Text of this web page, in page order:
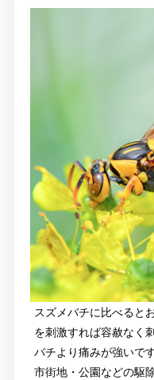
スズメバチに比べると
を刺激すれば容赦なく
バチより痛みが強いです
市街地・公園などの駆